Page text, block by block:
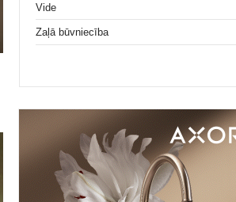
Vide
Zaļā būvniecība